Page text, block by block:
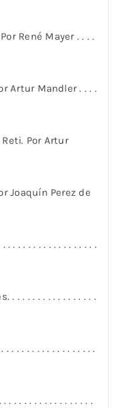
René Mayer . . . .
Artur Mandler . . . .
Por Artur
Joaquín Perez de
. . . . . . . . . . . . . . . .
. . . . . . . . . . . . . . . .
. . . . . . . . . . . . . . . .
. . . . . . . . . . . . . . . .